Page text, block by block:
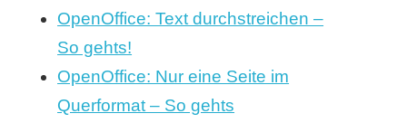
OpenOffice: Text durchstreichen –
So gehts!
OpenOffice: Nur eine Seite im
Querformat – So gehts